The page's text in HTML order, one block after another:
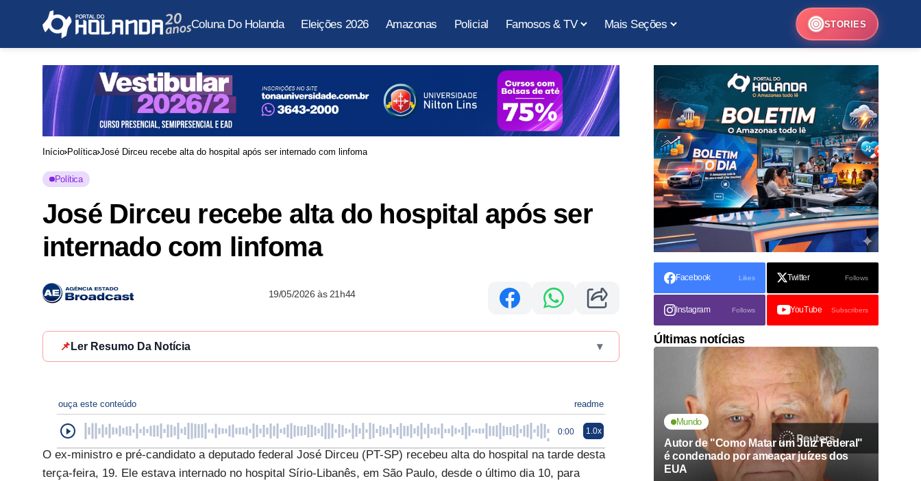
Coluna Do Holanda Eleições 2026 Amazonas Policial Famosos & TV Mais Seções STORIES
Início Política José Dirceu recebe alta do hospital após ser internado com linfoma
Política
José Dirceu recebe alta do hospital após ser
internado com linfoma
19/05/2026 às 21h44
📌 Ler Resumo Da Notícia ▾
ouça este conteúdo readme
0:00 1.0x
O ex-ministro e pré-candidato a deputado federal José Dirceu (PT-SP) recebeu alta do hospital na tarde desta
terça-feira, 19. Ele estava internado no hospital Sírio-Libanês, em São Paulo, desde o último dia 10, para
Facebook Likes Twitter Follows
Instagram Follows YouTube Subscribers
Últimas notícias
Mundo
Autor de "Como Matar um Juiz Federal"
é condenado por ameaçar juízes dos
EUA